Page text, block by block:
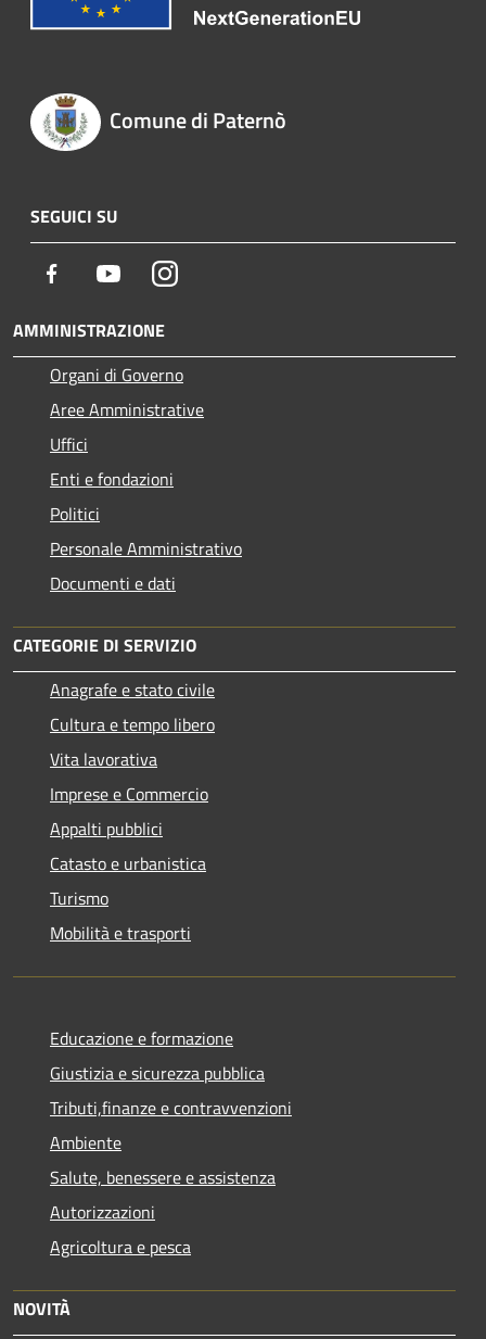
Comune di Paternò
SEGUICI SU
Facebook YoutubeInstagram
AMMINISTRAZIONE
Organi di Governo
Aree Amministrative
Uffici
Enti e fondazioni
Politici
Personale Amministrativo
Documenti e dati
CATEGORIE DI SERVIZIO
Anagrafe e stato civile
Cultura e tempo libero
Vita lavorativa
Imprese e Commercio
Appalti pubblici
Catasto e urbanistica
Turismo
Mobilità e trasporti
Educazione e formazione
Giustizia e sicurezza pubblica
Tributi,finanze e contravvenzioni
Ambiente
Salute, benessere e assistenza
Autorizzazioni
Agricoltura e pesca
NOVITÀ